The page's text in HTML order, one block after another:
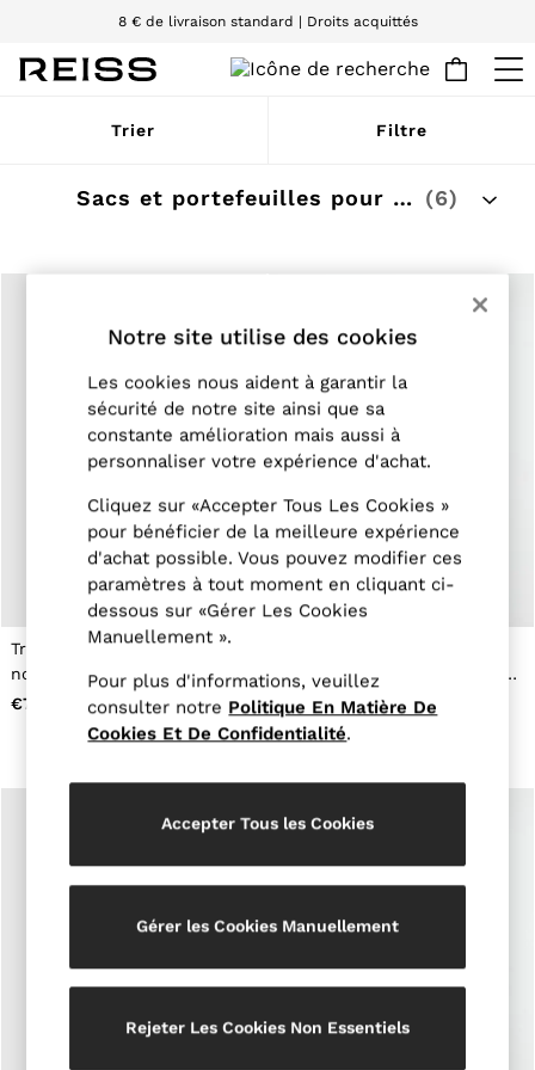
8 € de livraison standard | Droits acquittés
Nous acceptons
WOMEN
Pre-Autumn Collection
Wedding Guest & Occasion
Jumpsuits & Playsuits
Shirts & Blouses
Shorts
Skirts
Swimwear
Suits & Tailoring
Blazers
Vests & Cami Tops
Knitwear & Jumpers
Jackets & Coats
Leather & Suede Jackets
Jeans
Sweats & Joggers
All Clothing
Heels
Sandals
Trainers
Flats
Bags
Jewellery
Socks & Tights
Linen Collection
Atelier
Co-ords
Trier Filtre
Sacs et portefeuilles pour hommes (6)
Trousse de toilette tissée en
noir
€75
fermeture par enroulement,
€180
Notre site utilise des cookies
Les cookies nous aident à garantir la
sécurité de notre site ainsi que sa
constante amélioration mais aussi à
personnaliser votre expérience d'achat.
Cliquez sur «Accepter Tous Les Cookies »
pour bénéficier de la meilleure expérience
d'achat possible. Vous pouvez modifier ces
paramètres à tout moment en cliquant ci-
dessous sur «Gérer Les Cookies
Manuellement ».
Pour plus d'informations, veuillez
consulter notre Politique En Matière De
Cookies Et De Confidentialité.
Accepter Tous les Cookies
Gérer les Cookies Manuellement
Rejeter Les Cookies Non Essentiels